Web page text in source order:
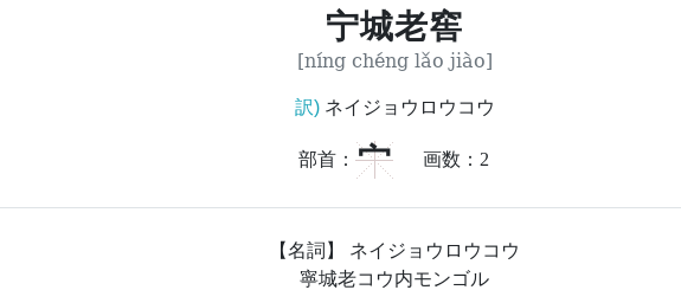
宁城老窖
[níng chéng lǎo jiào]
訳)ネイジョウロウコウ
部首： 宀 画数： 2
【名詞】 ネイジョウロウコウ
寧城老コウ内モンゴル